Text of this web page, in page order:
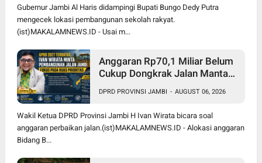
Gubernur Jambi Al Haris didampingi Bupati Bungo Dedy Putra
mengecek lokasi pembangunan sekolah rakyat.
(ist)MAKALAMNEWS.ID - Usai m...
Anggaran Rp70,1 Miliar Belum
Cukup Dongkrak Jalan Mantap
Pemprov Jemput Dana Pusat
DPRD PROVINSI JAMBI - AUGUST 06, 2026
Wakil Ketua DPRD Provinsi Jambi H Ivan Wirata bicara soal
anggaran perbaikan jalan.(ist)MAKALAMNEWS.ID - Alokasi anggaran
Bidang B...